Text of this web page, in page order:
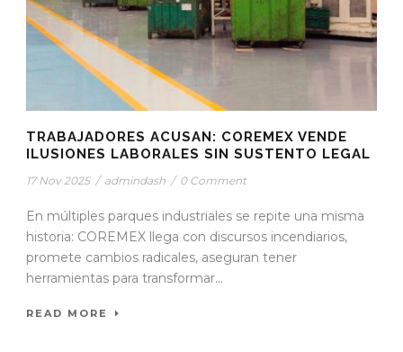
TRABAJADORES ACUSAN: COREMEX VENDE
ILUSIONES LABORALES SIN SUSTENTO LEGAL
17 Nov 2025 / admindash / 0 Comment
En múltiples parques industriales se repite una misma
historia: COREMEX llega con discursos incendiarios,
promete cambios radicales, aseguran tener
herramientas para transformar...
READ MORE